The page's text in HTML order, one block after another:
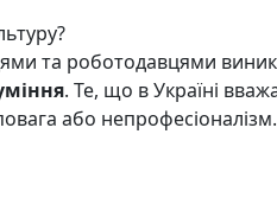
та роботодавцями
. Те, що в Україні
або непрофесіоналізм.